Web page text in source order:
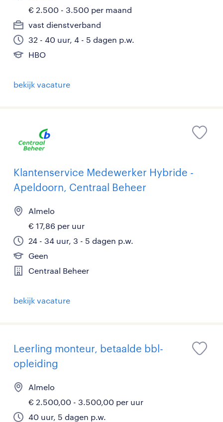
€ 2.500 - 3.500 per maand
vast dienstverband
32 - 40 uur, 4 - 5 dagen p.w.
HBO
bekijk vacature
Klantenservice Medewerker Hybride -
Apeldoorn, Centraal Beheer
Almelo
€ 17,86 per uur
24 - 34 uur, 3 - 5 dagen p.w.
Geen
Centraal Beheer
bekijk vacature
Leerling monteur, betaalde bbl-
opleiding
Almelo
€ 2.500,00 - 3.500,00 per uur
40 uur, 5 dagen p.w.